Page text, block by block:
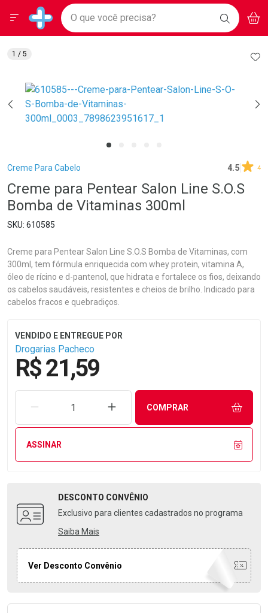
Drogarias Pacheco
Baixe nosso APP e aproveite Ofertas Exclusivas!
BAIXE
O APP
Ir direto para a home
pela página
Ir direto para o conteúdo
Ir direto para a busca
Ir direto para a conta
Ir direto para a notificações
Ir direto para o carrinho
Ir direto para o menu
Faça a sua busca
O que você precisa? BUSCAR
Menu
Breadcrumb
Creme Para Cabelo 4.5 4
Creme para Pentear Salon Line S.O.S
Bomba de Vitaminas 300ml
610585
Creme para Pentear Salon Line S.O.S Bomba de Vitaminas, com
300ml, tem fórmula enriquecida com whey protein, vitamina A,
óleo de rícino e d-pantenol, que hidrata e fortalece os fios, deixando
os cabelos saudáveis, resistentes e cheios de brilho. Indicado para
cabelos fracos e quebradiços.
Drogarias Pacheco
R$ 21,59
REMOVER UMA UNIDADEAUMENTAR UMA UNIDADE
COMPRAR
ASSINAR
DESCONTO CONVÊNIO
Exclusivo para clientes cadastrados no programa
Saiba Mais
Ver Desconto Convênio
1 / 5